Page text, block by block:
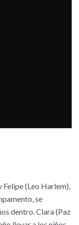
Felipe (Leo Harlem),
se
dentro. Clara (Paz